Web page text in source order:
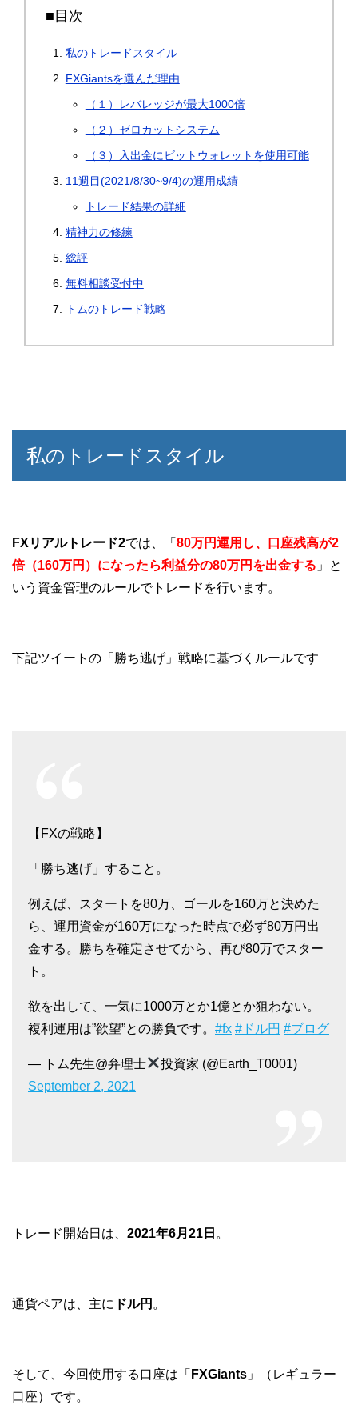
■目次
私のトレードスタイル
FXGiantsを選んだ理由
（１）レバレッジが最大1000倍
（２）ゼロカットシステム
（３）入出金にビットウォレットを使用可能
11週目(2021/8/30~9/4)の運用成績
トレード結果の詳細
精神力の修練
総評
無料相談受付中
トムのトレード戦略
私のトレードスタイル
FXリアルトレード2では、「 80万円運用し、口座残高が2
倍（160万円）になったら利益分の80万円を出金する 」と
いう資金管理のルールでトレードを行います。
下記ツイートの「勝ち逃げ」戦略に基づくルールです
【FXの戦略】
「勝ち逃げ」すること。
例えば、スタートを80万、ゴールを160万と決めた
ら、運用資金が160万になった時点で必ず80万円出
金する。勝ちを確定させてから、再び80万でスター
ト。
欲を出して、一気に1000万とか1億とか狙わない。
複利運用は”欲望”との勝負です。 #fx #ドル円 #ブログ
— トム先生@弁理士
投資家 (@Earth_T0001)
September 2, 2021
トレード開始日は、 2021年6月21日 。
通貨ペアは、主に ドル円 。
そして、今回使用する口座は「 FXGiants 」（レギュラー
口座）です。